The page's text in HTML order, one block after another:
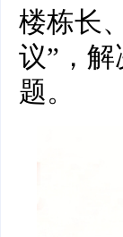
楼栋长
议”，
题。